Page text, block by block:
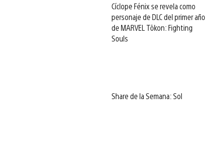
Cíclope Fénix se revela como
personaje de DLC del primer año
de MARVEL Tōkon: Fighting
Souls
Share de la Semana: Sol